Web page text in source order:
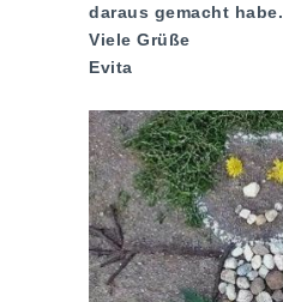
daraus gemacht habe.
Viele Grüße
Evita